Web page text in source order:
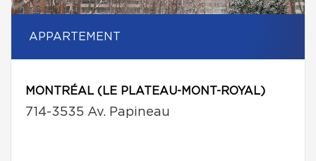
APPARTEMENT
MONTRÉAL (LE PLATEAU-MONT-ROYAL)
714-3535 Av. Papineau